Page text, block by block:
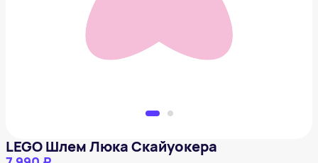
LEGO Шлем Люка Скайуокера